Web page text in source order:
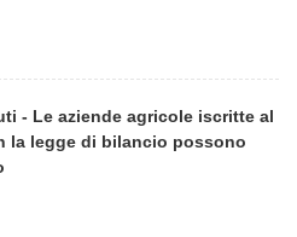
- Le aziende agricole iscritte al
la legge di bilancio possono